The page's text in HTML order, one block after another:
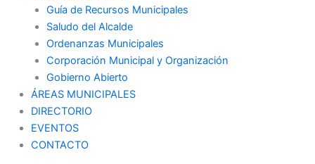
Guía de Recursos Municipales
Saludo del Alcalde
Ordenanzas Municipales
Corporación Municipal y Organización
Gobierno Abierto
ÁREAS MUNICIPALES
DIRECTORIO
EVENTOS
CONTACTO